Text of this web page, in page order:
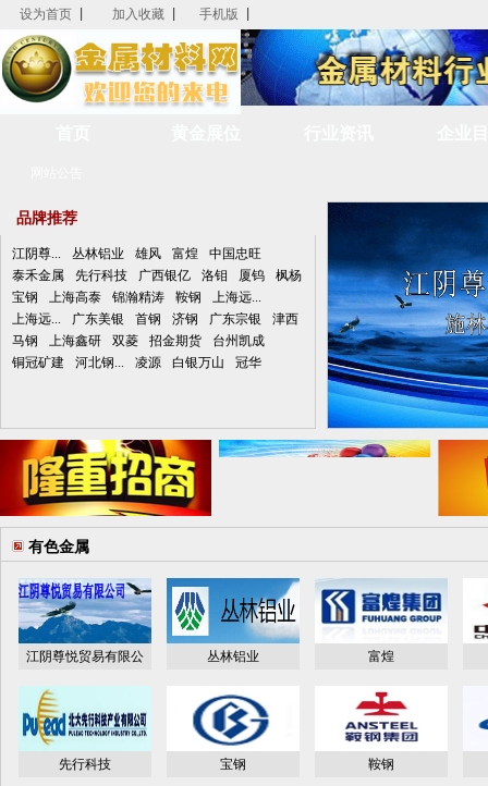
设为首页 加入收藏 手机版
品牌推荐
江阴尊... 丛林铝业 雄风 富煌
中国忠旺
泰禾金属
先行科技 广西银亿 洛钼 厦钨
枫杨
宝钢
上海高泰 锦瀚精涛 鞍钢
上海远...
上海远...
广东美银 首钢 济钢 广东宗银
津西
马钢
上海鑫研 双菱 招金期货
台州凯成
铜冠矿建
河北钢... 凌源 白银万山 冠华
有色金属
江阴尊悦贸易有限公 丛林铝业 富煌
先行科技 宝钢 鞍钢